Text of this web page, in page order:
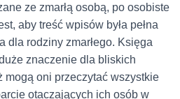
ze zmarłą osobą, po osobiste
aby treść wpisów była pełna
dla rodziny zmarłego. Księga
znaczenie dla bliskich
mogą oni przeczytać wszystkie
otaczających ich osób w